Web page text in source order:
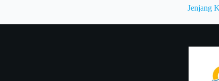
Jenjang